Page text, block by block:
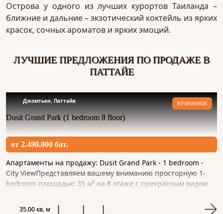
Острова у одного из лучших курортов Таиланда –
ближние и дальние – экзотический коктейль из ярких
красок, сочных ароматов и ярких эмоций.
ЛУЧШИЕ ПРЕДЛОЖЕНИЯ ПО ПРОДАЖЕ В
ПАТТАЙЕ
Джомтьен, Паттайя ВТОРИЧНОЕ
Dusit Grand Park (1 bedroom 8 floor)
от 2.490.000 бат.
Апартаменты на продажу: Dusit Grand Park - 1 bedroom -
City ViewПредставляем вашему вниманию просторную 1-
bedroom площадью 35 м² на 8 этаже с прекрасным видом
35.00 кв. м